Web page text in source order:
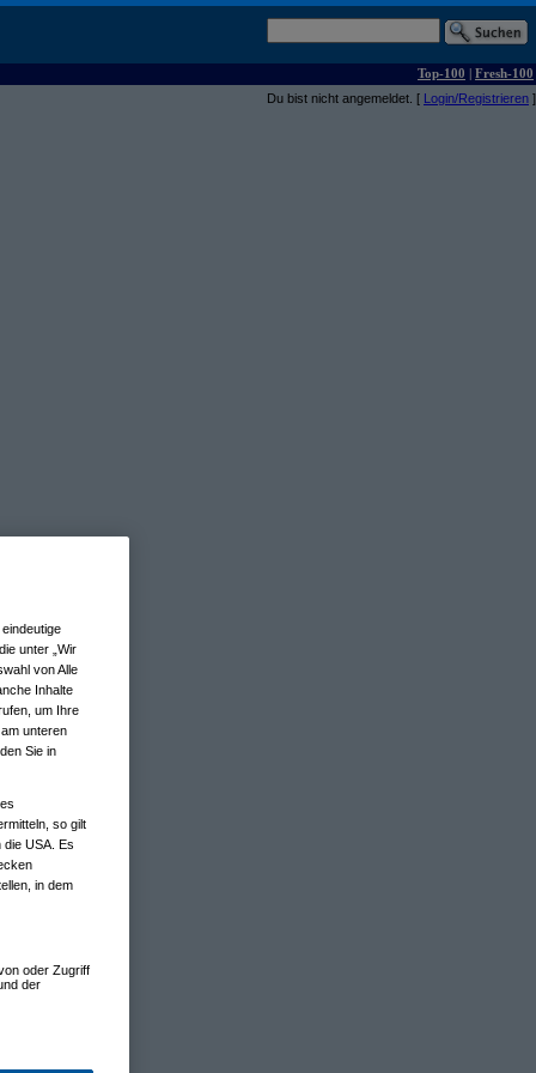
Top-100 | Fresh-100
Du bist nicht angemeldet. [ Login/Registrieren ]
unter „Wir
von Alle
Inhalte
um Ihre
unteren
Sie in
so gilt
die USA. Es
in dem
oder Zugriff
der